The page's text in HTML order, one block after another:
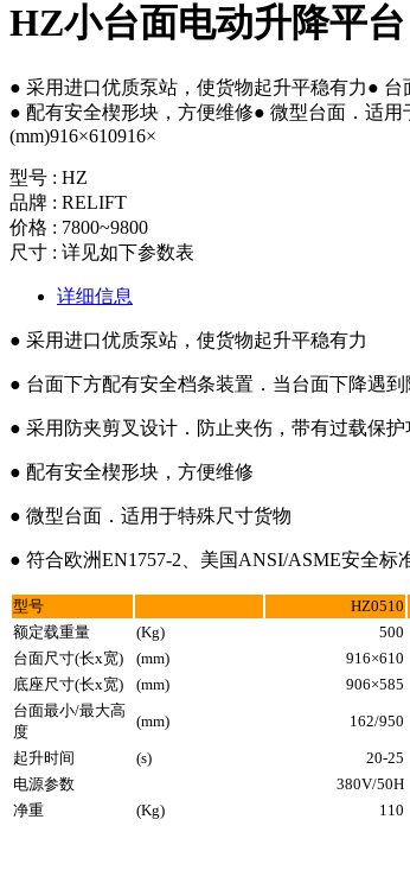
HZ小台面电动升降平台
● 采用进口优质泵站，使货物起升平稳有力●
● 配有安全楔形块，方便维修● 微型台面．适用
(mm)916×610916×
型号 : HZ
品牌 : RELIFT
价格 : 7800~9800
尺寸 : 详见如下参数表
详细信息
● 采用进口优质泵站，使货物起升平稳有力
● 台面下方配有安全档条装置．当台面下降遇
● 采用防夹剪叉设计．防止夹伤，带有过载保
● 配有安全楔形块，方便维修
● 微型台面．适用于特殊尺寸货物
● 符合欧洲EN1757-2、美国ANSI/ASME安全标
型号 HZ0510
额定载重量
(Kg) 500
台面尺寸(长x宽) (mm) 916×610
底座尺寸(长x宽) (mm) 906×585
台面最小/最大高
度
(mm) 162/950
起升时间 (s) 20-25
电源参数
380V/50H
净重
(Kg) 110